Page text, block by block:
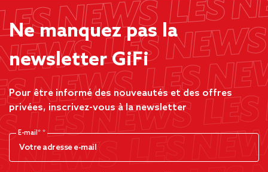
Ne manquez pas la
newsletter GiFi
Pour être informé des nouveautés et des offres
privées, inscrivez-vous à la newsletter
E-mail*